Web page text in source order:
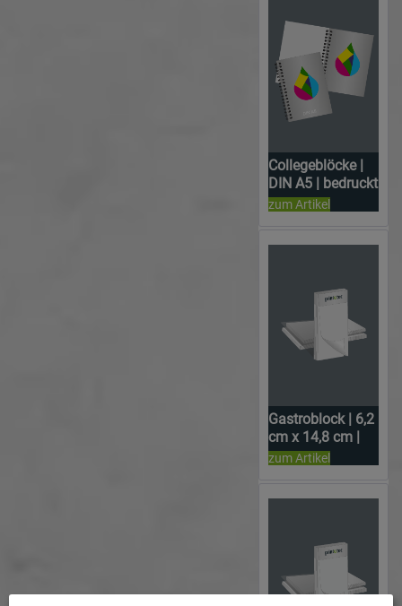
Collegeblöcke |
DIN A5 | bedruckt
zum Artikel
Gastroblock | 6,2
cm x 14,8 cm |
einseitig 1/0-
zum Artikel